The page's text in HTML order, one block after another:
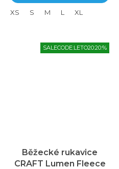
XS S M L XL
SALECODE:LETO20:20:%
Běžecké rukavice
CRAFT Lumen Fleece